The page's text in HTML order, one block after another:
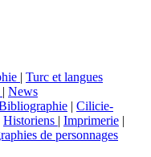
| Turc et langues
| News
| Cilicie-
Historiens | Imprimerie |
de personnages